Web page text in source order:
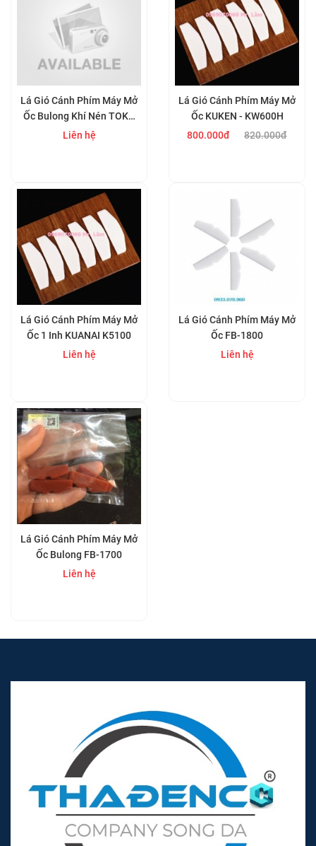
Lá Gió Cánh Phím Máy Mở
Ốc Bulong Khí Nén TOKU
MI-3800
Liên hệ
Lá Gió Cánh Phím Máy Mở
Ốc KUKEN - KW600H
800.000đ
820.000đ
Lá Gió Cánh Phím Máy Mở
Ốc 1 Inh KUANAI K5100
Liên hệ
Lá Gió Cánh Phím Máy Mở
Ốc FB-1800
Liên hệ
Lá Gió Cánh Phím Máy Mở
Ốc Bulong FB-1700
Liên hệ